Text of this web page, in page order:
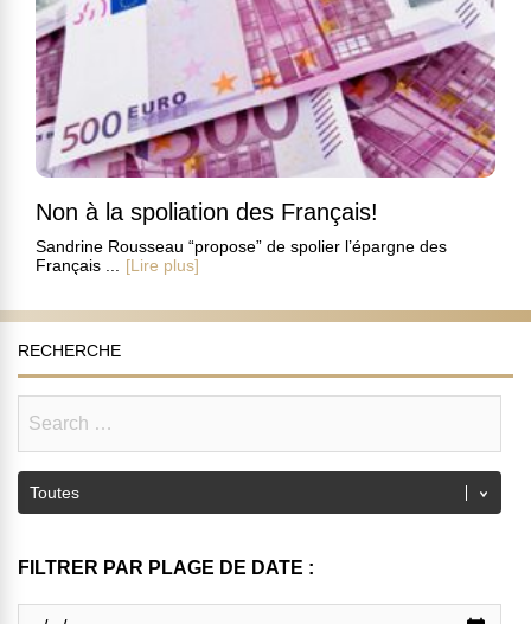
Non à la spoliation des Français!
Sandrine Rousseau “propose” de spolier l’épargne des
Français ...
[Lire plus]
RECHERCHE
FILTRER PAR PLAGE DE DATE :